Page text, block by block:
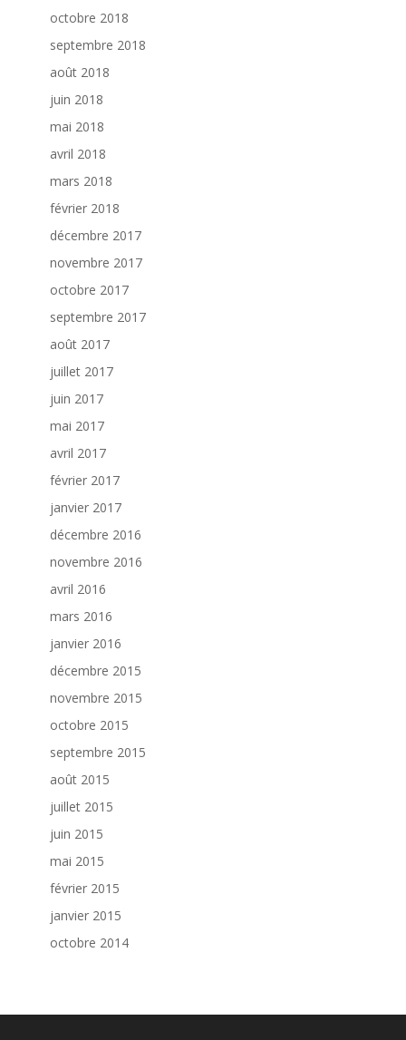
octobre 2018
septembre 2018
août 2018
juin 2018
mai 2018
avril 2018
mars 2018
février 2018
décembre 2017
novembre 2017
octobre 2017
septembre 2017
août 2017
juillet 2017
juin 2017
mai 2017
avril 2017
février 2017
janvier 2017
décembre 2016
novembre 2016
avril 2016
mars 2016
janvier 2016
décembre 2015
novembre 2015
octobre 2015
septembre 2015
août 2015
juillet 2015
juin 2015
mai 2015
février 2015
janvier 2015
octobre 2014